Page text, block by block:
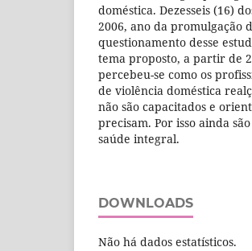
doméstica. Dezesseis (16)
2006, ano da promulgação
questionamento desse
tema proposto, a partir de
percebeu-se como os
de violência doméstica
não são capacitados e
precisam. Por isso ainda
saúde integral.
DOWNLOADS
Não há dados estatísticos.